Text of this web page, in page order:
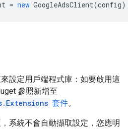
= new GoogleAdsClient(config
設定用戶端程式庫：如要啟用這
參照新增至
套件。
系統不會自動擷取設定，您應明